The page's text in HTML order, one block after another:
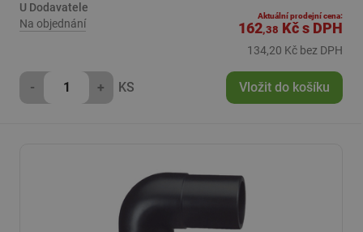
U Dodavatele
Na objednání
Aktuální prodejní cena:
162,38 Kčs DPH
134,20 Kč bez DPH
- + KS Vložit do košíku